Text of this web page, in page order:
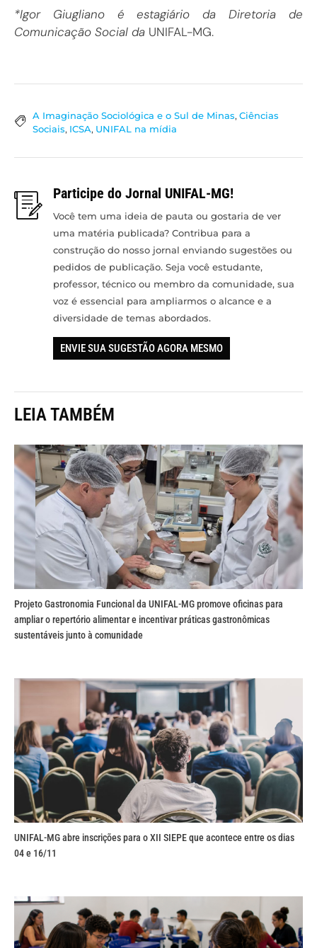
*Igor Giugliano é estagiário da Diretoria de
Comunicação Social da UNIFAL-MG.
A Imaginação Sociológica e o Sul de Minas, Ciências
Sociais, ICSA, UNIFAL na mídia
Participe do Jornal UNIFAL-MG!
Você tem uma ideia de pauta ou gostaria de ver
uma matéria publicada? Contribua para a
construção do nosso jornal enviando sugestões ou
pedidos de publicação. Seja você estudante,
professor, técnico ou membro da comunidade, sua
voz é essencial para ampliarmos o alcance e a
diversidade de temas abordados.
ENVIE SUA SUGESTÃO AGORA MESMO
LEIA TAMBÉM
Projeto Gastronomia Funcional da UNIFAL-MG promove oficinas para
ampliar o repertório alimentar e incentivar práticas gastronômicas
sustentáveis junto à comunidade
UNIFAL-MG abre inscrições para o XII SIEPE que acontece entre os dias
04 e 16/11